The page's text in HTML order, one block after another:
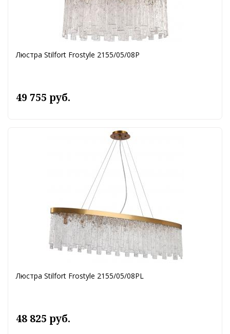
Люстра Stilfort Frostyle 2155/05/08P
49 755 руб.
Люстра Stilfort Frostyle 2155/05/08PL
48 825 руб.